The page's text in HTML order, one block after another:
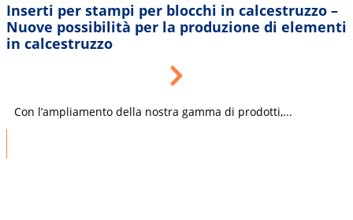
Inserti per stampi per blocchi in calcestruzzo –
Nuove possibilità per la produzione di elementi
in calcestruzzo
Con l’ampliamento della nostra gamma di prodotti,...